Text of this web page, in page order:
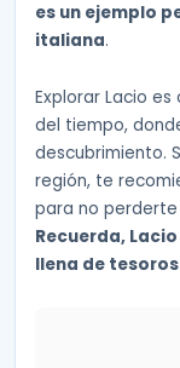
es un ejemplo
italiana.
Explorar Lacio
del tiempo,
descubrimiento.
región, te
para no perderte
Recuerda,
llena de